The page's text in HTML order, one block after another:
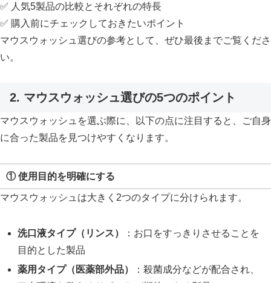
✅ 人気5製品の比較とそれぞれの特長
✅ 購入前にチェックしておきたいポイント
マウスウォッシュ選びの参考として、ぜひ最後までご覧くださ
い。
2. マウスウォッシュ選びの5つのポイント
マウスウォッシュを選ぶ際に、以下の点に注目すると、ご自身
に合った製品を見つけやすくなります。
① 使用目的を明確にする
マウスウォッシュは大きく2つのタイプに分けられます。
洗口液タイプ（リンス）
：お口をすっきりさせることを
目的とした製品
薬用タイプ（医薬部外品）
：殺菌成分などが配合され、